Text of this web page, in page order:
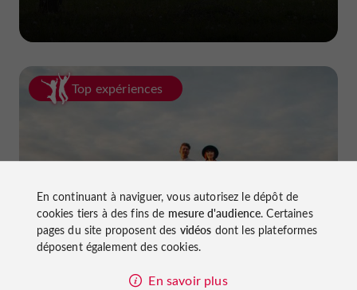
Top expériences
La van life dans le Lot-et-Garonne
En continuant à naviguer, vous autorisez le dépôt de
cookies tiers à des fins de mesure d'audience. Certaines
pages du site proposent des vidéos dont les plateformes
déposent également des cookies.
En savoir plus